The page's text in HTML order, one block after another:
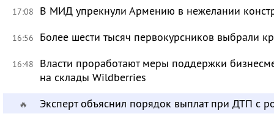
17:08 В МИД упрекнули Армению в нежелании
16:56 Более шести тысяч первокурсников выбрали
16:48
Власти проработают меры поддержки
на склады Wildberries
🔥 Эксперт объяснил порядок выплат при ДТП с